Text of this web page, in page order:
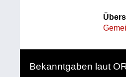
Bekanntgaben laut